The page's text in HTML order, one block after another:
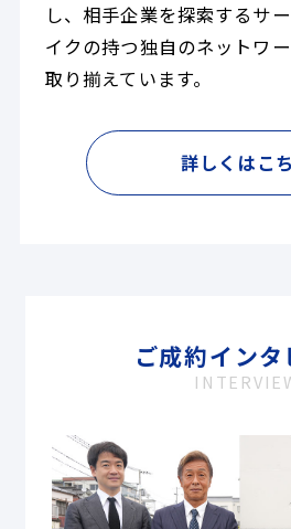
し、相手企業を探索するサ
イクの持つ独自のネットワ
取り揃えています。
詳しくはこ
ご成約インタ